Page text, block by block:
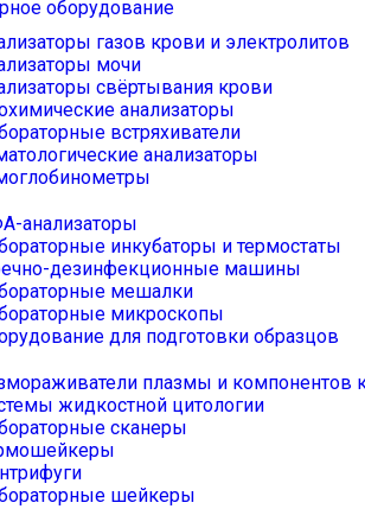
оборудование
газов крови и электролитов
мочи
свёртывания крови
анализаторы
встряхиватели
анализаторы
анализаторы
инкубаторы и термостаты
дезинфекционные машины
мешалки
микроскопы
для подготовки образцов
плазмы и компонентов
жидкостной цитологии
сканеры
шейкеры